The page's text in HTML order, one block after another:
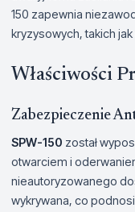
150 zapewnia
kryzysowych, takich
Właściwości
Zabezpieczenie
SPW-150 został
otwarciem i
nieautoryzowanego
wykrywana, co